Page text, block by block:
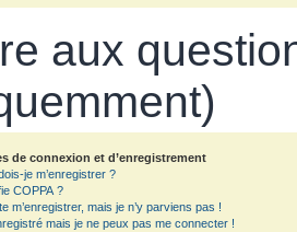
aux
de connexion et d’enregistrement
je m’enregistrer ?
COPPA ?
m’enregistrer, mais je n’y parviens pas !
mais je ne peux pas me connecter !